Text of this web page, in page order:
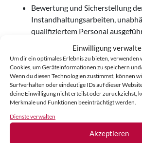
Einwilligung
Um dir ein optimales Erlebnis zu bieten, verwenden
Cookies, um Geräteinformationen zu speichern
Wenn du diesen Technologien zustimmst, können
Surfverhalten oder eindeutige IDs auf dieser
deine Einwilligung nicht erteilst oder zurückziehst,
Merkmale und Funktionen beeinträchtigt werden.
Dienste verwalten
Akzeptieren
Bewertung und Sicherstellung
Instandhaltungsarbeiten,
qualifiziertem Personal
Instandhaltungsmaßnahmen
luftfahrttechnischen
Wartung und Instandsetzung
elektrischen Systemen an
Analyse und Bewertung von
eigenständige Befundungen
Präzise und
aller Arbeiten gemäß den